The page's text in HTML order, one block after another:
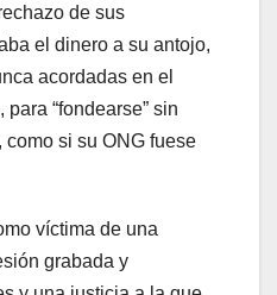
de sus
el dinero a su antojo,
acordadas en el
“fondearse” sin
si su ONG fuese
víctima de una
grabada y